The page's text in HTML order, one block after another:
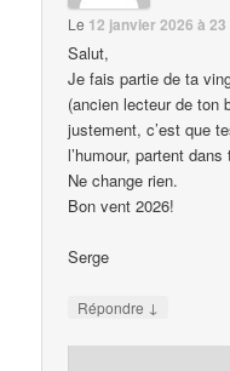
Le 12 janvier 2026 à
Salut,
Je fais partie de ta
(ancien lecteur de ton
justement, c’est que
l’humour, partent
Ne change rien.
Bon vent 2026!
Serge
Répondre ↓